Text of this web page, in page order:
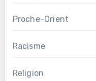
Proche-Orient
Racisme
Religion